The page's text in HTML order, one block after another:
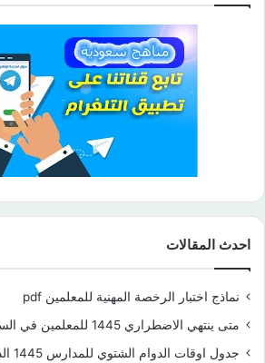
احدث المقالات
نماذج اختبار الرخصة المهنية للمعلمين pdf
متى ينتهي الاضطراري 1445 للمعلمين في السعودية
جدول اوقات الدوام الشتوي للمدارس 1445 الدمام